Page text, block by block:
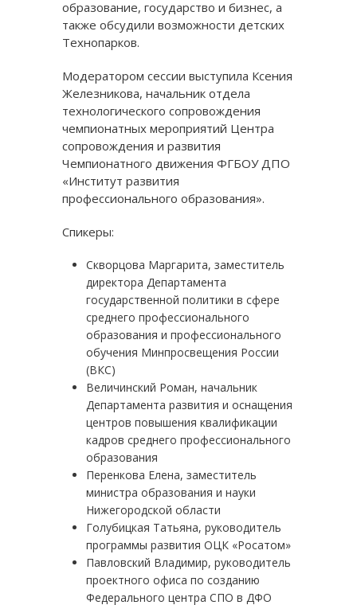
образование, государство и бизнес, а
также обсудили возможности детских
Технопарков.
Модератором сессии выступила Ксения
Железникова, начальник отдела
технологического сопровождения
чемпионатных мероприятий Центра
сопровождения и развития
Чемпионатного движения ФГБОУ ДПО
«Институт развития
профессионального образования».
Спикеры:
Скворцова Маргарита, заместитель
директора Департамента
государственной политики в сфере
среднего профессионального
образования и профессионального
обучения Минпросвещения России
(ВКС)
Величинский Роман, начальник
Департамента развития и оснащения
центров повышения квалификации
кадров среднего профессионального
образования
Перенкова Елена, заместитель
министра образования и науки
Нижегородской области
Голубицкая Татьяна, руководитель
программы развития ОЦК «Росатом»
Павловский Владимир, руководитель
проектного офиса по созданию
Федерального центра СПО в ДФО